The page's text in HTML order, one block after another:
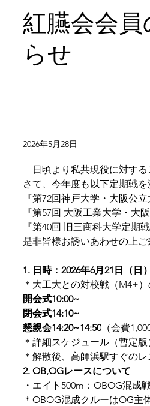
紅臙会会
らせ
2026年5月28日
日頃より私共現役に対する
さて、今年度も以下定期戦
『第72回神戸大学・大阪公立
『第57回 大阪工業大学・大
『第40回 旧三商科大学定期戦
是非皆様お誘いあわせの上
1. 日時：2026年6月21日（日
＊大工大との対校戦（M4+
開会式10:00~
閉会式14:10~
懇親会14:20~14:50 （会費
＊詳細スケジュール（暫定
＊解散後、高師浜駅すぐの
2. OB,OGレースについて
・エイト500m：OBOG混
＊OBOG混成クルーはOG主